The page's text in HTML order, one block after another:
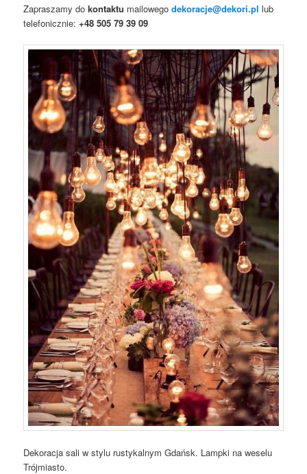
Zapraszamy dokontaktu mailowegodekoracje@dekori.pl lub
telefonicznie:+48 505 79 39 09
Dekoracja sali w stylu rustykalnym Gdańsk. Lampki na weselu
Trójmiasto.